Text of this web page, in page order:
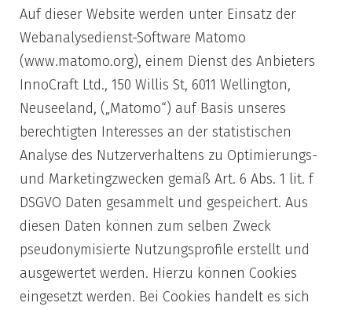
Auf dieser Website werden unter Einsatz der
Webanalysedienst-Software Matomo
(www.matomo.org), einem Dienst des Anbieters
InnoCraft Ltd., 150 Willis St, 6011 Wellington,
Neuseeland, („Matomo“) auf Basis unseres
berechtigten Interesses an der statistischen
Analyse des Nutzerverhaltens zu Optimierungs-
und Marketingzwecken gemäß Art. 6 Abs. 1 lit. f
DSGVO Daten gesammelt und gespeichert. Aus
diesen Daten können zum selben Zweck
pseudonymisierte Nutzungsprofile erstellt und
ausgewertet werden. Hierzu können Cookies
eingesetzt werden. Bei Cookies handelt es sich